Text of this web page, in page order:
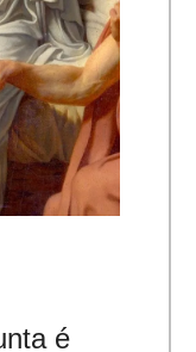
é